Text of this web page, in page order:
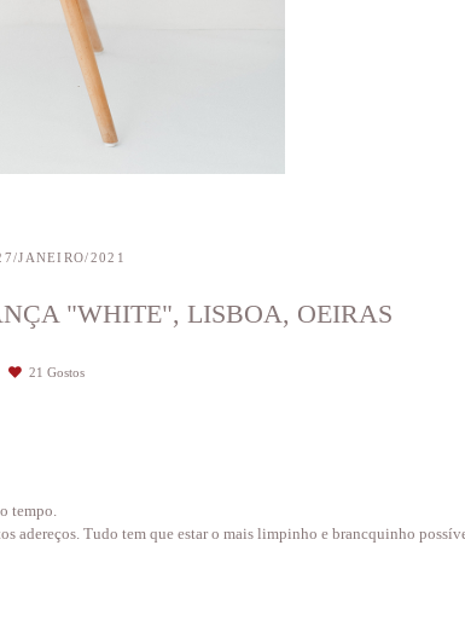
JANEIRO/2021
"WHITE", LISBOA, OEIRAS
21 Gostos
tempo.
adereços. Tudo tem que estar o mais limpinho e brancquinho